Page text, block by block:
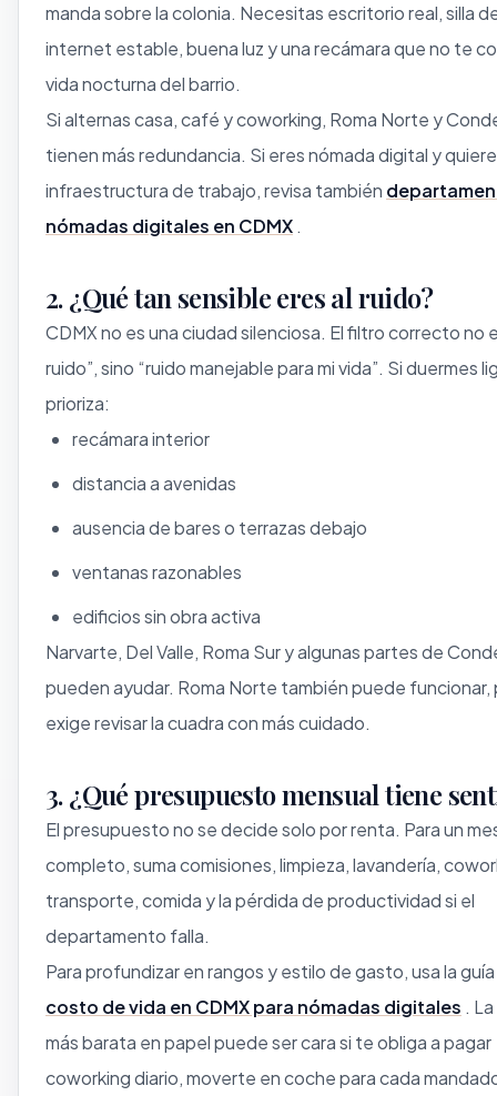
manda sobre la colonia. Necesitas escritorio real, silla
internet estable, buena luz y una recámara que no te
vida nocturna del barrio.
Si alternas casa, café y coworking, Roma Norte y
tienen más redundancia. Si eres nómada digital y
infraestructura de trabajo, revisa también
nómadas digitales en CDMX .
2. ¿Qué tan sensible eres al ruido?
CDMX no es una ciudad silenciosa. El filtro correcto no
ruido”, sino “ruido manejable para mi vida”. Si duermes
prioriza:
recámara interior
distancia a avenidas
ausencia de bares o terrazas debajo
ventanas razonables
edificios sin obra activa
Narvarte, Del Valle, Roma Sur y algunas partes de
pueden ayudar. Roma Norte también puede funcionar,
exige revisar la cuadra con más cuidado.
3. ¿Qué presupuesto mensual tiene
El presupuesto no se decide solo por renta. Para un
completo, suma comisiones, limpieza, lavandería,
transporte, comida y la pérdida de productividad si el
departamento falla.
Para profundizar en rangos y estilo de gasto, usa la
costo de vida en CDMX para nómadas digitales .
más barata en papel puede ser cara si te obliga a pagar
coworking diario, moverte en coche para cada